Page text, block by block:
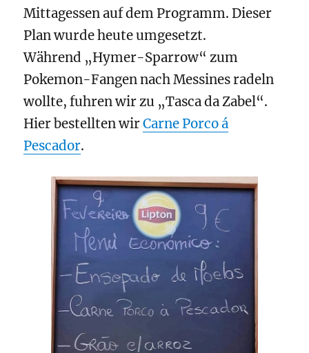
Mittagessen auf dem Programm. Dieser
Plan wurde heute umgesetzt.
Während „Hymer-Sparrow“ zum
Pokemon-Fangen nach Messines radeln
wollte, fuhren wir zu „Tasca da Zabel“.
Hier bestellten wirCarne Porco á
Pescador.